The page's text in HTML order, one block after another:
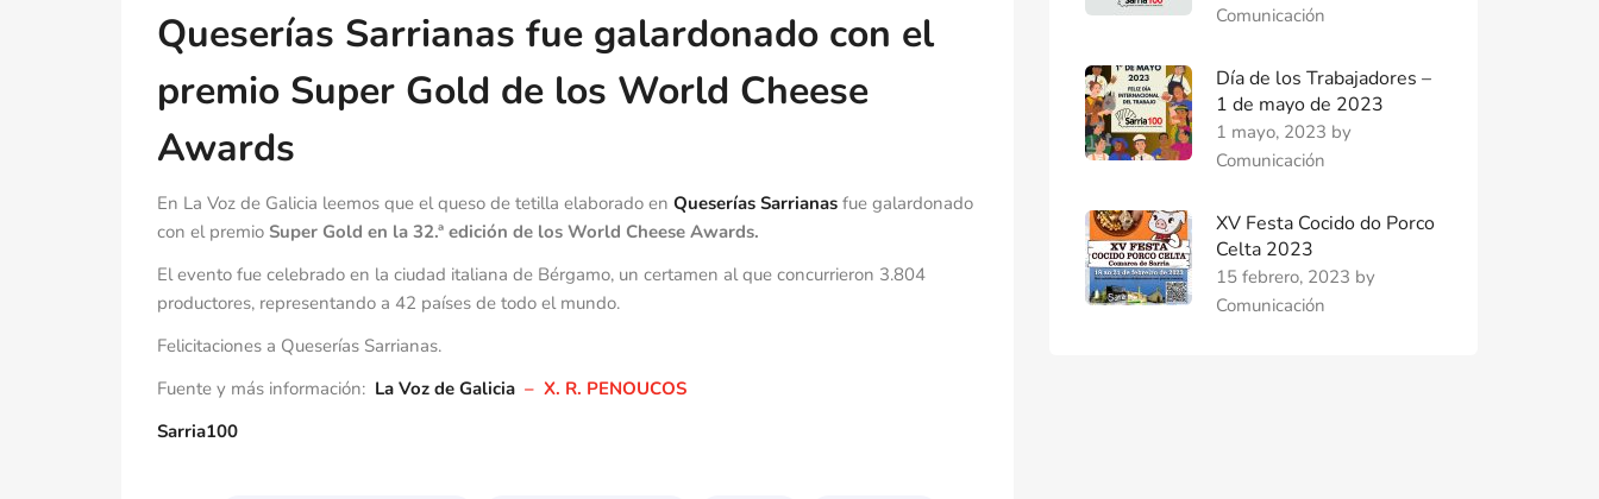
Queserías Sarrianas fue galardonado con el
premio Super Gold de los World Cheese
Awards
En La Voz de Galicia leemos que el queso de tetilla elaborado en Queserías Sarrianas fue galardonado
con el premio Super Gold en la 32.ª edición de los World Cheese Awards.
El evento fue celebrado en la ciudad italiana de Bérgamo, un certamen al que concurrieron 3.804
productores, representando a 42 países de todo el mundo.
Felicitaciones a Queserías Sarrianas.
Fuente y más información: La Voz de Galicia – X. R. PENOUCOS
Sarria100
Comunicación
Día de los Trabajadores –
1 de mayo de 2023
1 mayo, 2023 by
Comunicación
XV Festa Cocido do Porco
Celta 2023
15 febrero, 2023 by
Comunicación